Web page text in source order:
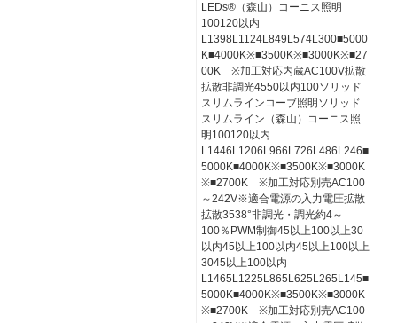
LEDs®（森山）コーニス照明
100120以内
L1398L1124L849L574L300■5000
K■4000K※■3500K※■3000K※■27
00K ※加工対応内蔵AC100V拡散
拡散非調光4550以内100ソリッド
スリムラインコーブ照明ソリッド
スリムライン（森山）コーニス照
明100120以内
L1446L1206L966L726L486L246■
5000K■4000K※■3500K※■3000K
※■2700K ※加工対応別売AC100
～242V※適合電源の入力電圧拡散
拡散3538°非調光・調光約4～
100％PWM制御45以上100以上30
以内45以上100以内45以上100以上
3045以上100以内
L1465L1225L865L625L265L145■
5000K■4000K※■3500K※■3000K
※■2700K ※加工対応別売AC100